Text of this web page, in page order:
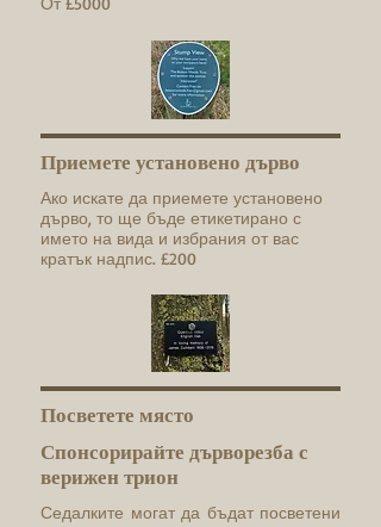
Приемете установено дърво
Ако искате да приемете установено
дърво, то ще бъде етикетирано с
името на вида и избрания от вас
кратък надпис. £200
Посветете място
Спонсорирайте дърворезба с
верижен трион
Седалките могат да бъдат посветени